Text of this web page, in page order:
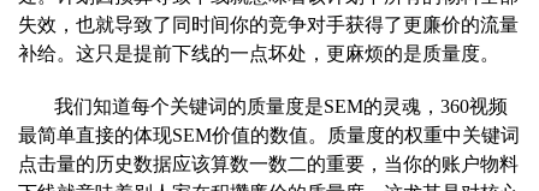
失效，也就导致了同时间你的竞争对手获得了更廉价的流量
补给。这只是提前下线的一点坏处，更麻烦的是质量度。
我们知道每个关键词的质量度是SEM的灵魂，360视频
最简单直接的体现SEM价值的数值。质量度的权重中关键词
点击量的历史数据应该算数一数二的重要，当你的账户物料